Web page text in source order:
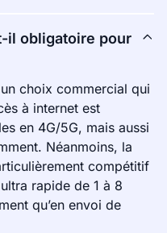
il obligatoire pour
choix commercial qui
à internet est
en 4G/5G, mais aussi
Néanmoins, la
compétitif
rapide de 1 à 8
qu’en envoi de